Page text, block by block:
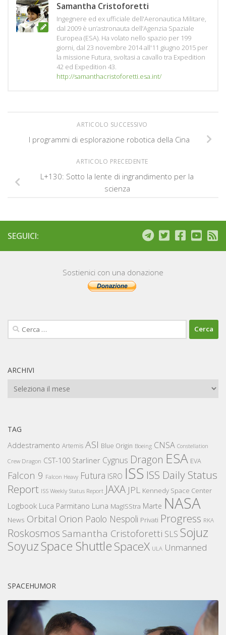
Samantha Cristoforetti
Ingegnere ed ex ufficiale dell'Aeronautica Militare,
dal 2009 è un’astronauta dell’Agenzia Spaziale
Europea (ESA). Ha volato nello spazio per 199
giorni, dal 23 novembre 2014 all'11 giugno 2015 per
la missione Futura, svoltasi a cavallo tra Expedition
42 ed Expedition 43.
http://samanthacristoforetti.esa.int/
ARTICOLO SUCCESSIVO
I programmi di esplorazione robotica della Cina
ARTICOLO PRECEDENTE
L+130: Sotto la lente di ingrandimento per la
scienza
SEGUICI:
Sostienici con una donazione
Ricerca
per:
ARCHIVI
Archivi
TAG
Addestramento Artemis ASI Blue Origin Boeing CNSA Constellation
Crew Dragon CST-100 Starliner Cygnus Dragon ESA EVA
Falcon 9 Falcon Heavy Futura ISRO ISS ISS Daily Status
Report ISS Weekly Status Report JAXA JPL Kennedy Space Center
Logbook Luca Parmitano Luna MagISStra Marte NASA
News Orbital Orion Paolo Nespoli Privati Progress RKA
Roskosmos Samantha Cristoforetti SLS Sojuz
SoyuzSpace ShuttleSpaceX ULA Unmanned
SPACEHUMOR